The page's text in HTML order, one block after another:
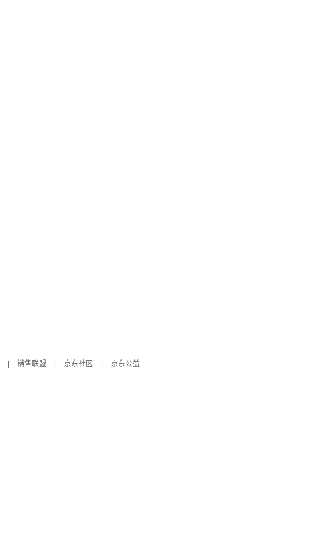
销售联盟 京东社区
京东公益